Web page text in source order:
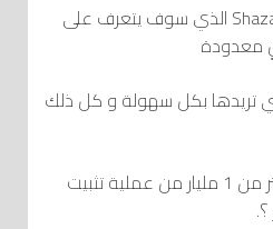
هل سمعت عن تطبيق Shazam الذي سوف يتعرف على
معدودة
تريدها بكل سهولة و كل ذلك
تطبيق شزام حاصل على أكثر من 1 مليار من عملية تثبيت